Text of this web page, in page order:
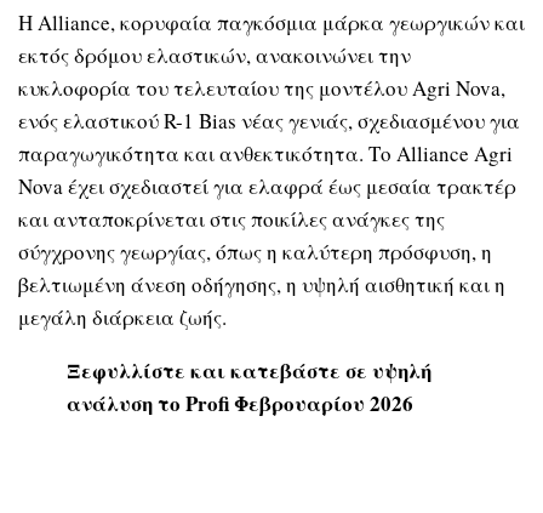
Η Alliance, κορυφαία παγκόσμια μάρκα γεωργικών και
εκτός δρόμου ελαστικών, ανακοινώνει την
κυκλοφορία του τελευταίου της μοντέλου Agri Nova,
ενός ελαστικού R-1 Bias νέας γενιάς, σχεδιασμένου για
παραγωγικότητα και ανθεκτικότητα. Το Alliance Agri
Nova έχει σχεδιαστεί για ελαφρά έως μεσαία τρακτέρ
και ανταποκρίνεται στις ποικίλες ανάγκες της
σύγχρονης γεωργίας, όπως η καλύτερη πρόσφυση, η
βελτιωμένη άνεση οδήγησης, η υψηλή αισθητική και η
μεγάλη διάρκεια ζωής.
Ξεφυλλίστε και κατεβάστε σε υψηλή
ανάλυση το Profi Φεβρουαρίου 2026